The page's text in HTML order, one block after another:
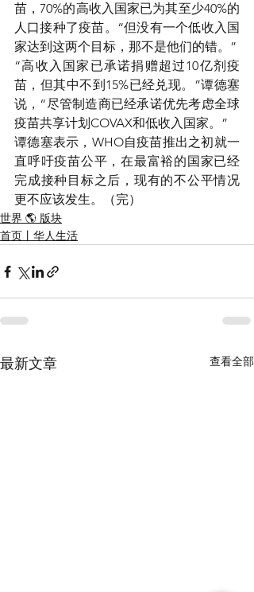
苗，70%的高收入国家已为其至少40%的
人口接种了疫苗。“但没有一个低收入国
家达到这两个目标，那不是他们的错。”
“高收入国家已承诺捐赠超过10亿剂疫
苗，但其中不到15%已经兑现。”谭德塞
说，“尽管制造商已经承诺优先考虑全球
疫苗共享计划COVAX和低收入国家。”
谭德塞表示，WHO自疫苗推出之初就一
直呼吁疫苗公平，在最富裕的国家已经
完成接种目标之后，现有的不公平情况
更不应该发生。（完）
世界 🌎 版块
首页丨华人生活
最新文章 查看全部